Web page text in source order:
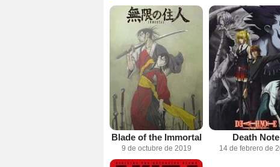
Blade of the Immortal
9 de octubre de 2019
Death Note
14 de febrero de